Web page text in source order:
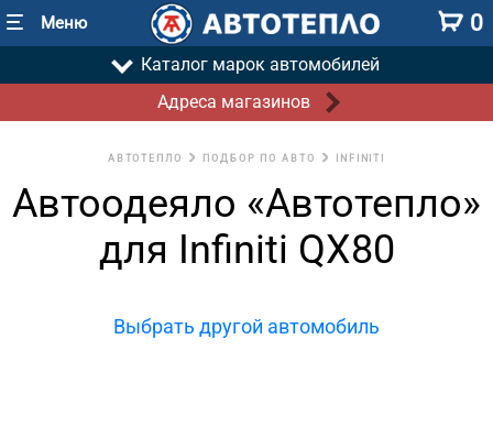
Меню 0
Каталог марок автомобилей
Адреса магазинов
АВТОТЕПЛО ПОДБОР ПО АВТО INFINITI
Автоодеяло «Автотепло»
для Infiniti QX80
Выбрать другой автомобиль